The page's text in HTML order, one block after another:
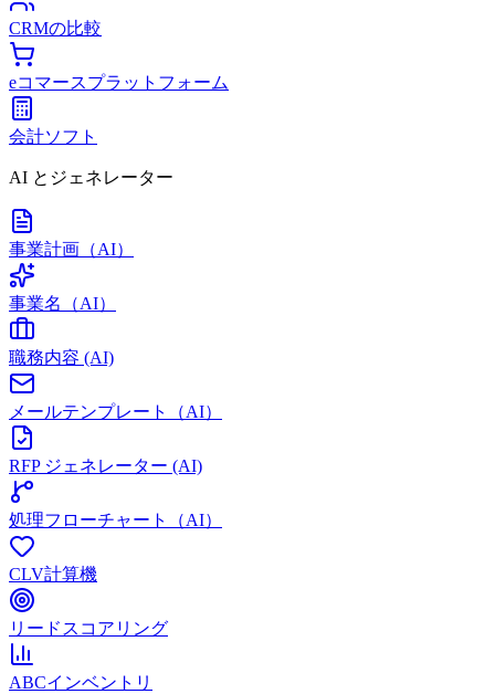
CRMの比較
eコマースプラットフォーム
会計ソフト
AI とジェネレーター
事業計画（AI）
事業名（AI）
職務内容 (AI)
メールテンプレート（AI）
RFP ジェネレーター (AI)
処理フローチャート（AI）
CLV計算機
リードスコアリング
ABCインベントリ